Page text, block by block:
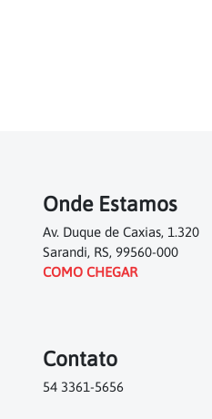
Onde Estamos
Av. Duque de Caxias, 1.320
Sarandi, RS, 99560-000
COMO CHEGAR
Contato
54 3361-5656